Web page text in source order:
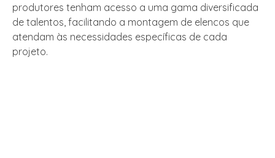
produtores tenham acesso a uma gama diversificada
de talentos, facilitando a montagem de elencos que
atendam às necessidades específicas de cada
projeto.